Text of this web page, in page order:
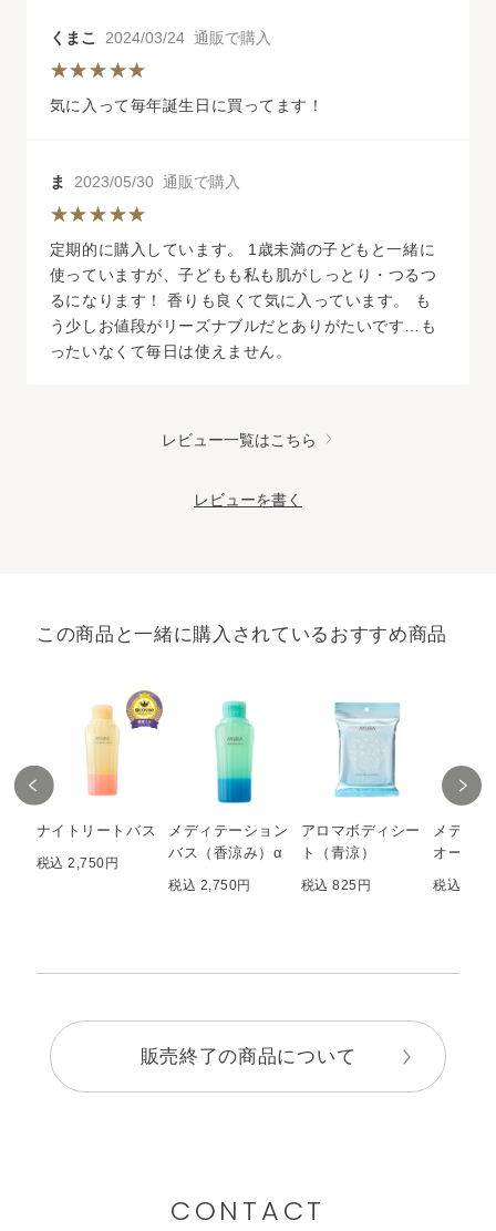
くまこ 2024/03/24 通販で購入
気に入って毎年誕生日に買ってます！
ま 2023/05/30 通販で購入
定期的に購入しています。 1歳未満の子どもと一緒に
使っていますが、子どもも私も肌がしっとり・つるつ
るになります！ 香りも良くて気に入っています。 も
う少しお値段がリーズナブルだとありがたいです…も
ったいなくて毎日は使えません。
レビュー一覧はこちら
レビューを書く
この商品と一緒に購入されているおすすめ商品
ナイトリートバス
税込 2,750円
メディテーション
バス（香涼み）α
税込 2,750円
アロマボディシー
ト（青涼）
税込 825円
メディ
オード
税込
販売終了の商品について
CONTACT